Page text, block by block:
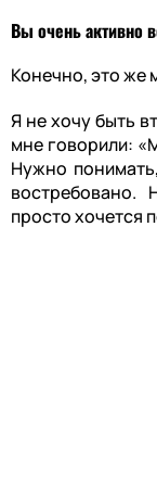
Вы очень активно
Конечно, это же
Я не хочу быть
мне говорили:
Нужно
просто хочется